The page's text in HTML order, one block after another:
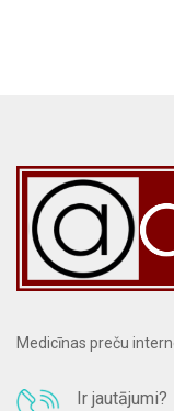
Medicīnas preču
Ir jautājumi?